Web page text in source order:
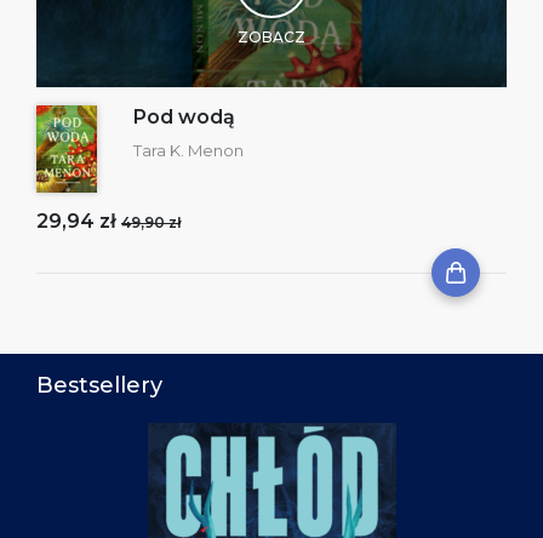
ZOBACZ
Pod wodą
Tara K. Menon
29,94 zł 49,90 zł
Bestsellery